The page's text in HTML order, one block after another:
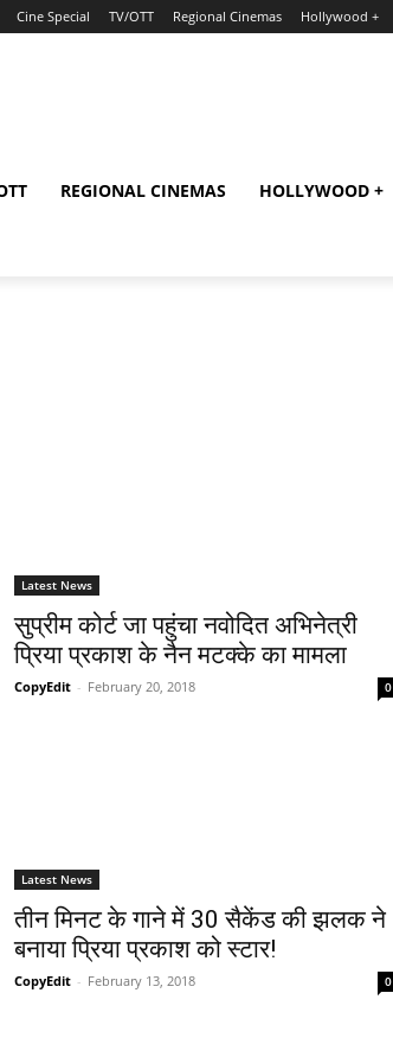
Cine Special TV/OTT Regional Cinemas Hollywood +
REGIONAL CINEMAS HOLLYWOOD +
Latest News
सुप्रीम कोर्ट जा पहुंचा नवोदित अभिनेत्री
प्रिया प्रकाश के नैन मटक्के का मामला
CopyEdit - February 20, 2018 0
Latest News
तीन मिनट के गाने में 30 सैकेंड की झलक ने
बनाया प्रिया प्रकाश को स्टार!
CopyEdit - February 13, 2018 0